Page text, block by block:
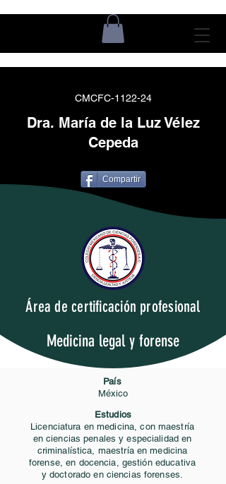
CMCFC-1122-24
Dra. María de la Luz Vélez
Cepeda
Compartir
Área de certificación profesional
Medicina legal y forense
País
México
Estudios
Licenciatura en medicina, con maestría
en ciencias penales y especialidad en
criminalística, maestría en medicina
forense, en docencia, gestión educativa
y doctorado en ciencias forenses.